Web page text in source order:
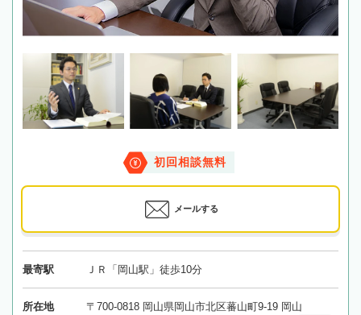
初回相談無料
メールする
最寄駅 ＪＲ「岡山駅」徒歩10分
所在地
〒700-0818 岡山県岡山市北区蕃山町9-19 岡山